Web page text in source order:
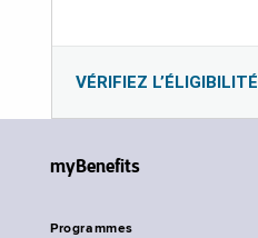
VÉRIFIEZ L’ÉLIGIBILITÉ
myBenefits
Programmes